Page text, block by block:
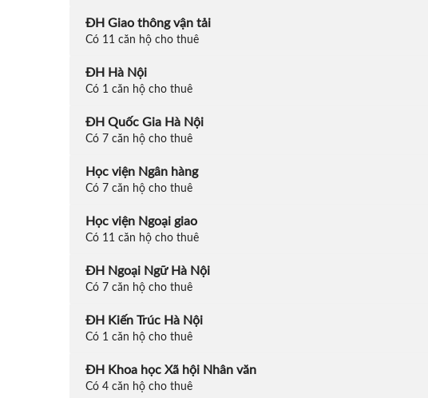
ĐH Giao thông vận tải
Có 11 căn hộ cho thuê
ĐH Hà Nội
Có 1 căn hộ cho thuê
ĐH Quốc Gia Hà Nội
Có 7 căn hộ cho thuê
Học viện Ngân hàng
Có 7 căn hộ cho thuê
Học viện Ngoại giao
Có 11 căn hộ cho thuê
ĐH Ngoại Ngữ Hà Nội
Có 7 căn hộ cho thuê
ĐH Kiến Trúc Hà Nội
Có 1 căn hộ cho thuê
ĐH Khoa học Xã hội Nhân văn
Có 4 căn hộ cho thuê